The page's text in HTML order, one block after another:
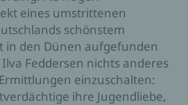
eines umstrittenen
schönstem
in den Dünen aufgefunden
Feddersen nichts anderes
einzuschalten:
ihre Jugendliebe,